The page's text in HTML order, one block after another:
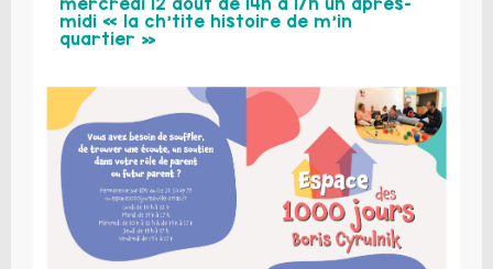
midi « la ch’tite histoire de m’in
quartier »